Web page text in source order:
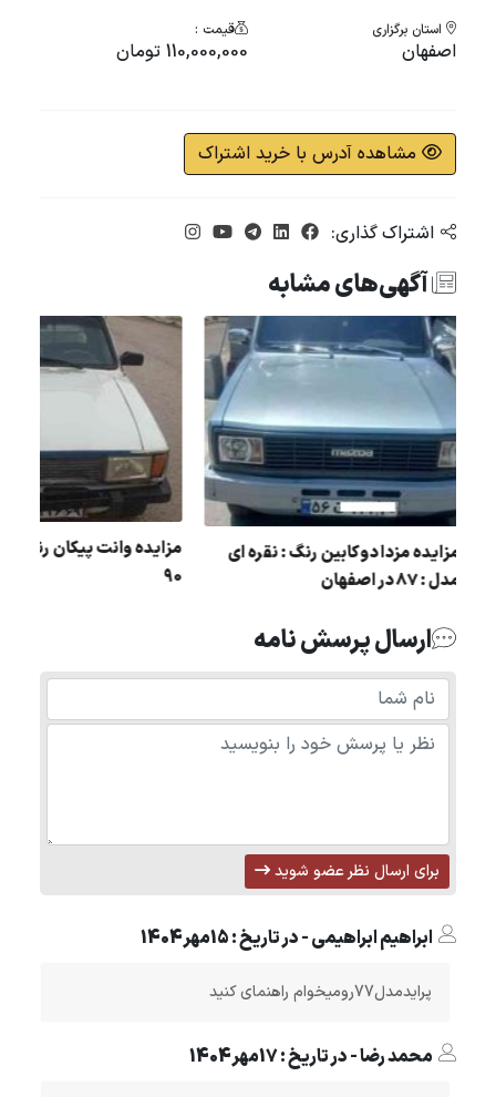
استان برگزاری
اصفهان
قیمت :
110,000,000 تومان
مشاهده آدرس با خرید اشتراک
اشتراک گذاری:
آگهی‌های مشابه
مزایده وانت پیکان
90
مزایده مزدا دو کابین رنگ : نقره ای
مدل : 87 در اصفهان
ارسال پرسش نامه
برای ارسال نظر عضو شوید
ابراهیم ابراهیمی - در تاریخ : 15مهر1404
پرایدمدل77رومیخوام راهنمای کنید
محمد رضا - در تاریخ : 17مهر1404